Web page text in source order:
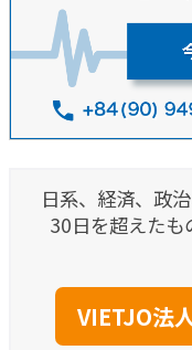
日系、経済、政
30日を超えたも